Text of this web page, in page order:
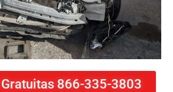
866-335-3803